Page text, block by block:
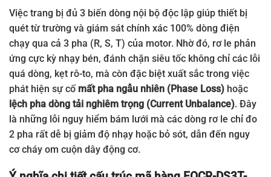
Việc trang bị đủ 3 biến dòng nội bộ độc lập giúp thiết bị
quét từ trường và giám sát chính xác 100% dòng điện
chạy qua cả 3 pha (R, S, T) của motor. Nhờ đó, rơ le phản
ứng cực kỳ nhạy bén, đánh chặn siêu tốc không chỉ các lỗi
quá dòng, kẹt rô-to, mà còn đặc biệt xuất sắc trong việc
phát hiện sự cố mất pha ngẫu nhiên (Phase Loss) hoặc
lệch pha dòng tải nghiêm trọng (Current Unbalance). Đây
là những lỗi nguy hiểm bám lưới mà các dòng rơ le chỉ đo
2 pha rất dễ bị giảm độ nhạy hoặc bỏ sót, dẫn đến nguy
cơ cháy om cuộn dây động cơ.